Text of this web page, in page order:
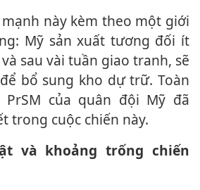
Mỹ sản xuất tương đối ít
sau vài tuần giao tranh, sẽ
bổ sung kho dự trữ. Toàn
của quân đội Mỹ đã
trong cuộc chiến này.